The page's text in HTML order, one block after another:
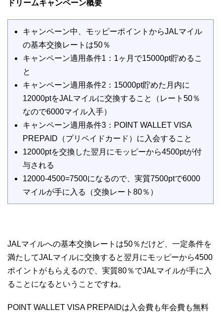
ドリームキャンペーン概要
キャンペーン中、モッピーポイントからJALマイル
の基本交換レートは50％
キャンペーン適用条件1：1ヶ月で15000pt貯めるこ
と
キャンペーン適用条件2：15000pt貯めた月内に
12000ptをJALマイルに交換すること（レート50％
なので6000マイル入手）
キャンペーン適用条件3：POINT WALLET VISA
PREPAID（プリペイドカード）に入会すること
12000ptを交換した翌月にモッピーから4500ptが付
与される
12000-4500=7500になるので、実質7500ptで6000
マイルが手に入る（交換レート80％）
JALマイルへの基本交換レートは50％だけど、一定条件を
満たしてJALマイルに交換すると翌月にモッピーから4500
ポイントがもらえるので、実質80％でJALマイルが手に入
ることになるということですね。
POINT WALLET VISA PREPAIDは入会費も年会費も無料